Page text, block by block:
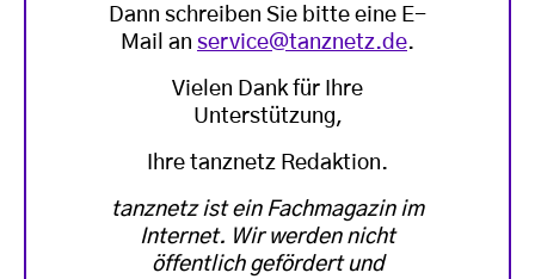
Dann schreiben Sie bitte eine E-
Mail an service@tanznetz.de.
Vielen Dank für Ihre
Unterstützung,
Ihre tanznetz Redaktion.
tanznetz ist ein Fachmagazin im
Internet. Wir werden nicht
öffentlich gefördert und